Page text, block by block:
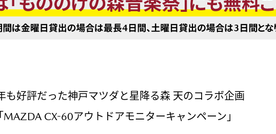
も好評だった神戸マツダと星降る森 天のコラボ企画
MAZDA CX-60アウトドアモニターキャンペーン」